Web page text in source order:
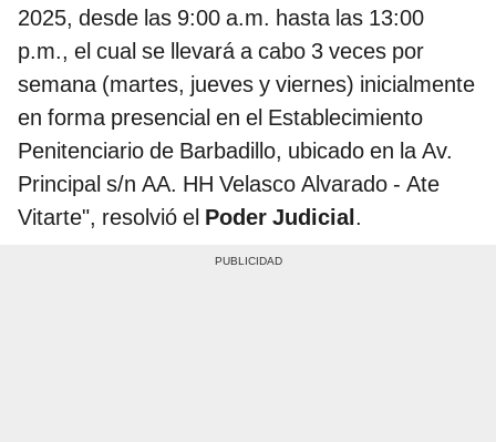
2025, desde las 9:00 a.m. hasta las 13:00
p.m., el cual se llevará a cabo 3 veces por
semana (martes, jueves y viernes) inicialmente
en forma presencial en el Establecimiento
Penitenciario de Barbadillo, ubicado en la Av.
Principal s/n AA. HH Velasco Alvarado - Ate
Vitarte", resolvió el Poder Judicial.